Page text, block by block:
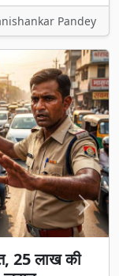
Pandey
25 लाख की
Next